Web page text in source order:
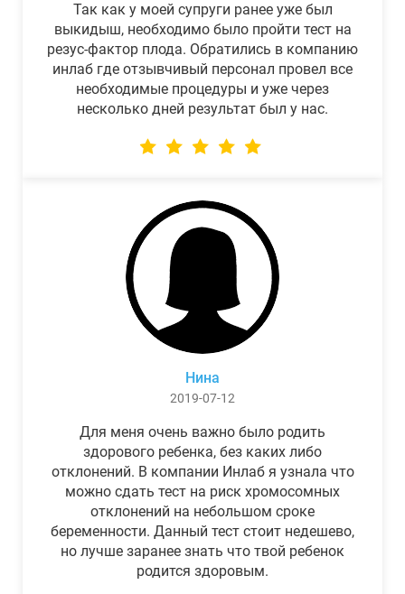
Так как у моей супруги ранее уже был
выкидыш, необходимо было пройти тест на
резус-фактор плода. Обратились в компанию
инлаб где отзывчивый персонал провел все
необходимые процедуры и уже через
несколько дней результат был у нас.
Нина
2019-07-12
Для меня очень важно было родить
здорового ребенка, без каких либо
отклонений. В компании Инлаб я узнала что
можно сдать тест на риск хромосомных
отклонений на небольшом сроке
беременности. Данный тест стоит недешево,
но лучше заранее знать что твой ребенок
родится здоровым.